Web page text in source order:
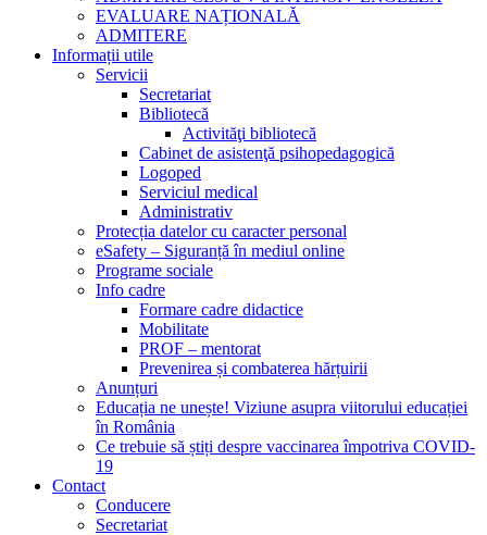
EVALUARE NAȚIONALĂ
ADMITERE
Informații utile
Servicii
Secretariat
Bibliotecă
Activităţi bibliotecă
Cabinet de asistenţă psihopedagogică
Logoped
Serviciul medical
Administrativ
Protecția datelor cu caracter personal
eSafety – Siguranță în mediul online
Programe sociale
Info cadre
Formare cadre didactice
Mobilitate
PROF – mentorat
Prevenirea și combaterea hărțuirii
Anunțuri
Educația ne unește! Viziune asupra viitorului educației
în România
Ce trebuie să știți despre vaccinarea împotriva COVID-
19
Contact
Conducere
Secretariat